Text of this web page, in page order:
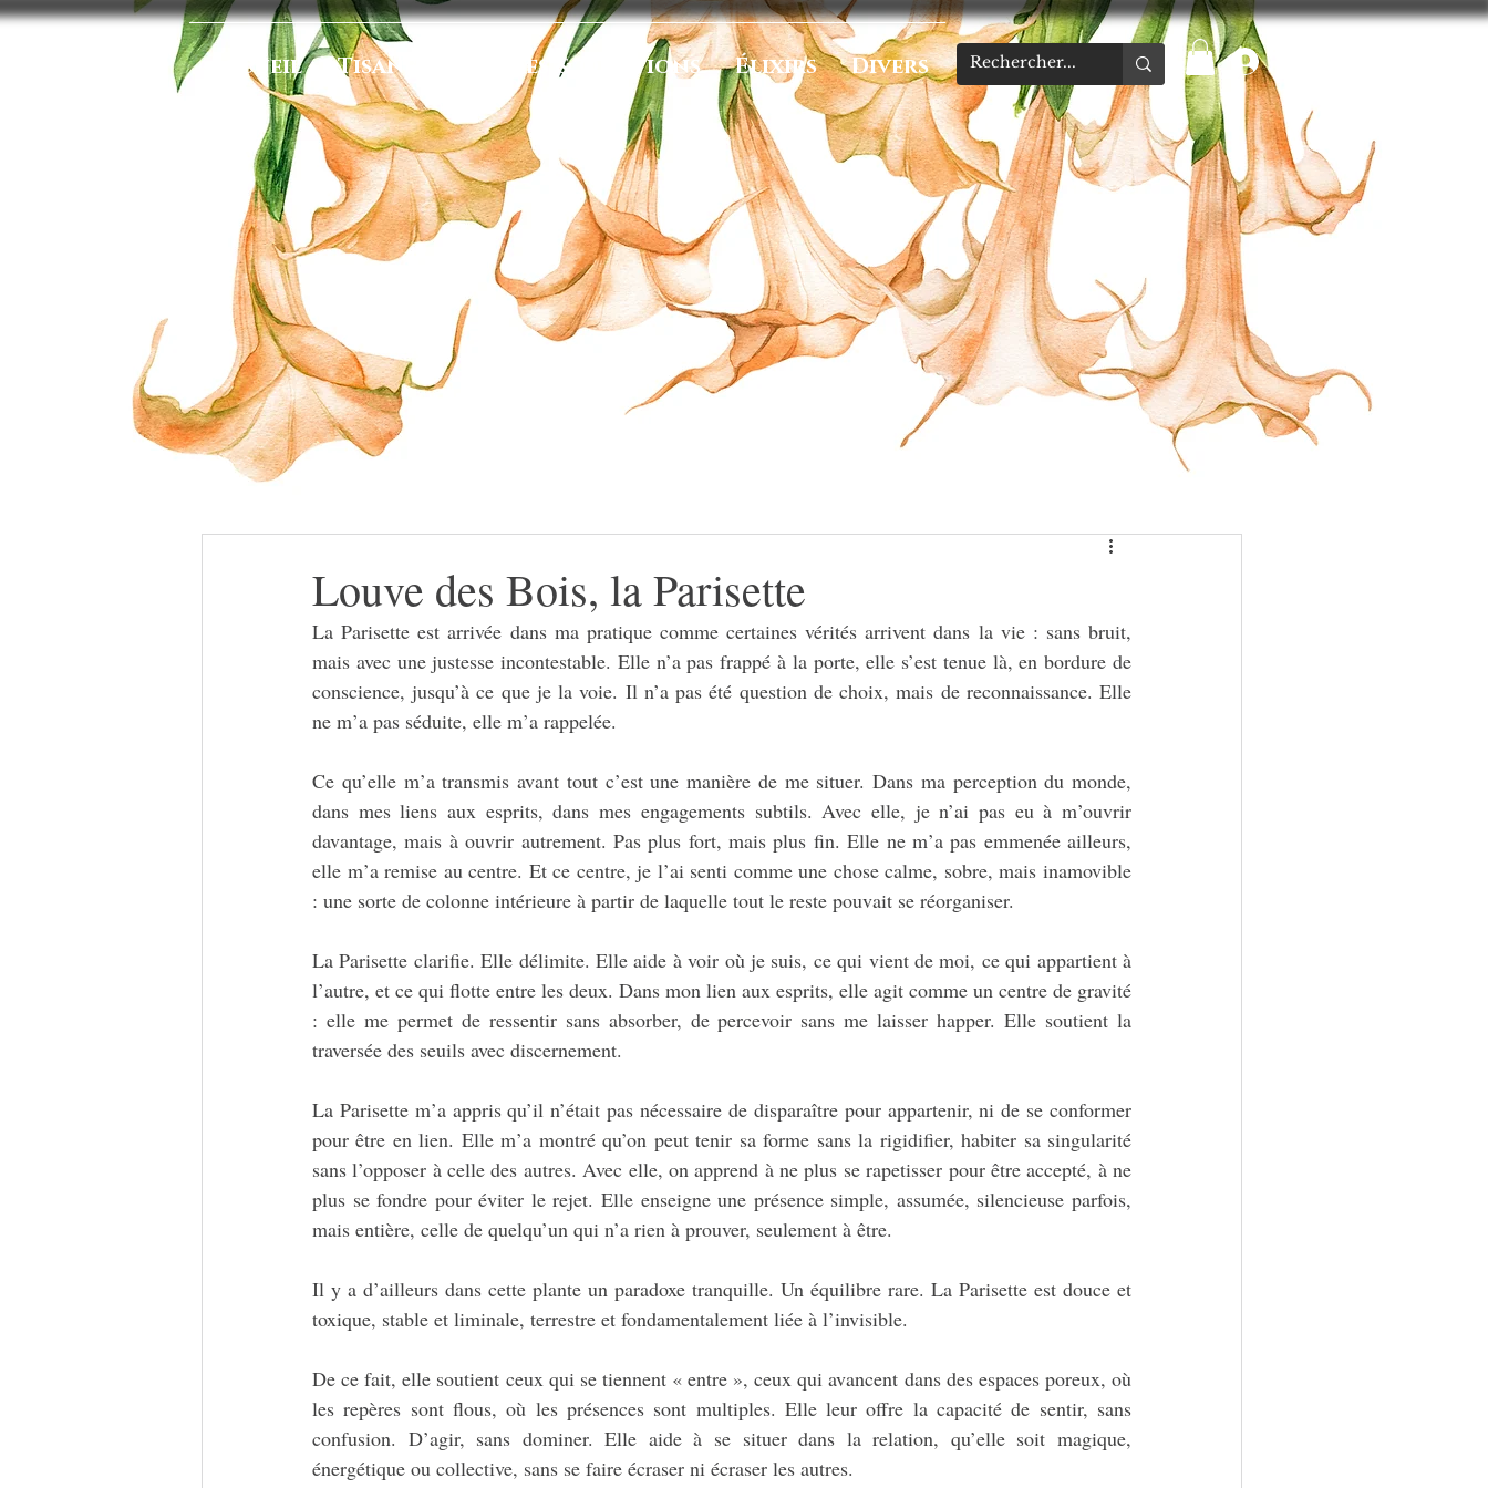
Accueil Tisanes Baumes & Onctions Élixirs Divers
Louve des Bois, la Parisette
La Parisette est arrivée dans ma pratique comme certaines vérités arrivent dans la vie : sans bruit,
mais avec une justesse incontestable. Elle n’a pas frappé à la porte, elle s’est tenue là, en bordure de
conscience, jusqu’à ce que je la voie. Il n’a pas été question de choix, mais de reconnaissance. Elle
ne m’a pas séduite, elle m’a rappelée.
Ce qu’elle m’a transmis avant tout c’est une manière de me situer. Dans ma perception du monde,
dans mes liens aux esprits, dans mes engagements subtils. Avec elle, je n’ai pas eu à m’ouvrir
davantage, mais à ouvrir autrement. Pas plus fort, mais plus fin. Elle ne m’a pas emmenée ailleurs,
elle m’a remise au centre. Et ce centre, je l’ai senti comme une chose calme, sobre, mais inamovible
: une sorte de colonne intérieure à partir de laquelle tout le reste pouvait se réorganiser.
La Parisette clarifie. Elle délimite. Elle aide à voir où je suis, ce qui vient de moi, ce qui appartient à
l’autre, et ce qui flotte entre les deux. Dans mon lien aux esprits, elle agit comme un centre de gravité
: elle me permet de ressentir sans absorber, de percevoir sans me laisser happer. Elle soutient la
traversée des seuils avec discernement.
La Parisette m’a appris qu’il n’était pas nécessaire de disparaître pour appartenir, ni de se conformer
pour être en lien. Elle m’a montré qu’on peut tenir sa forme sans la rigidifier, habiter sa singularité
sans l’opposer à celle des autres. Avec elle, on apprend à ne plus se rapetisser pour être accepté, à ne
plus se fondre pour éviter le rejet. Elle enseigne une présence simple, assumée, silencieuse parfois,
mais entière, celle de quelqu’un qui n’a rien à prouver, seulement à être.
Il y a d’ailleurs dans cette plante un paradoxe tranquille. Un équilibre rare. La Parisette est douce et
toxique, stable et liminale, terrestre et fondamentalement liée à l’invisible.
De ce fait, elle soutient ceux qui se tiennent « entre », ceux qui avancent dans des espaces poreux, où
les repères sont flous, où les présences sont multiples. Elle leur offre la capacité de sentir, sans
confusion. D’agir, sans dominer. Elle aide à se situer dans la relation, qu’elle soit magique,
énergétique ou collective, sans se faire écraser ni écraser les autres.